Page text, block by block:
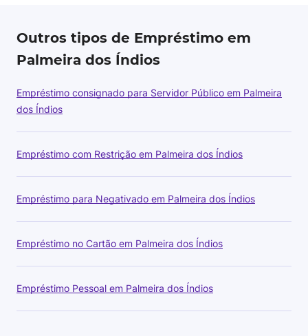
Outros tipos de Empréstimo em
Palmeira dos Índios
Empréstimo consignado para Servidor Público em Palmeira
dos Índios
Empréstimo com Restrição em Palmeira dos Índios
Empréstimo para Negativado em Palmeira dos Índios
Empréstimo no Cartão em Palmeira dos Índios
Empréstimo Pessoal em Palmeira dos Índios